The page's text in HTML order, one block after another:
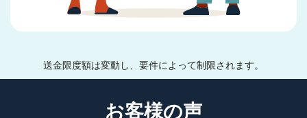
送金限度額は変動し、要件によって制限されます。
お客様の声